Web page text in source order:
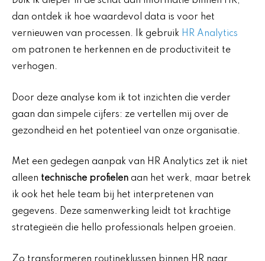
dan ontdek ik hoe waardevol data is voor het
vernieuwen van processen. Ik gebruik HR Analytics
om patronen te herkennen en de productiviteit te
verhogen.
Door deze analyse kom ik tot inzichten die verder
gaan dan simpele cijfers: ze vertellen mij over de
gezondheid en het potentieel van onze organisatie.
Met een gedegen aanpak van HR Analytics zet ik niet
alleen technische profielen aan het werk, maar betrek
ik ook het hele team bij het interpretenen van
gegevens. Deze samenwerking leidt tot krachtige
strategieën die hello professionals helpen groeien.
Zo transformeren routineklussen binnen HR naar